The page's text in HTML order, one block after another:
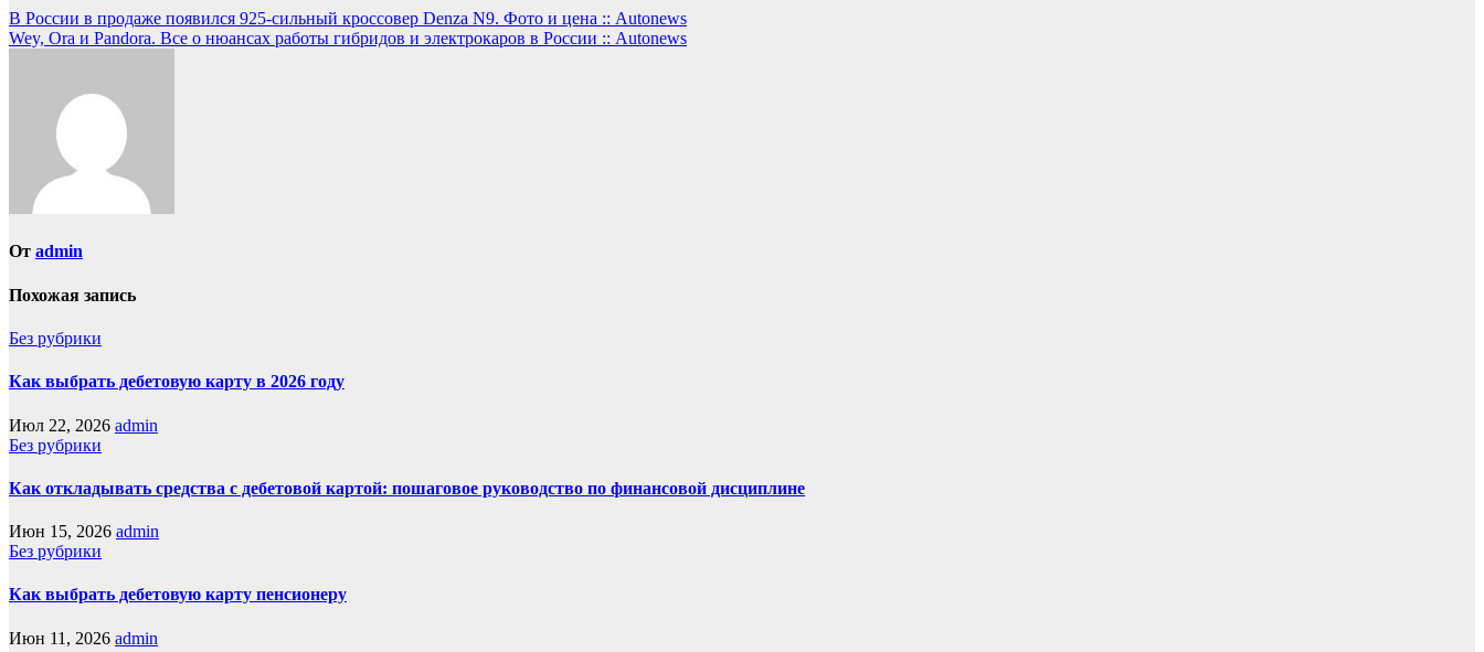
В России в продаже появился 925-сильный кроссовер Denza N9. Фото и цена :: Autonews
Wey, Ora и Pandora. Все о нюансах работы гибридов и электрокаров в России :: Autonews
От admin
Похожая запись
Без рубрики
Как выбрать дебетовую карту в 2026 году
Июл 22, 2026 admin
Без рубрики
Как откладывать средства с дебетовой картой: пошаговое руководство по финансовой дисциплине
Июн 15, 2026 admin
Без рубрики
Как выбрать дебетовую карту пенсионеру
Июн 11, 2026 admin